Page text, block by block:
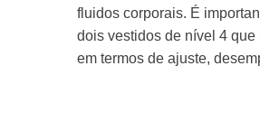
fluidos corporais. É
dois vestidos de nível 4
em termos de ajuste,